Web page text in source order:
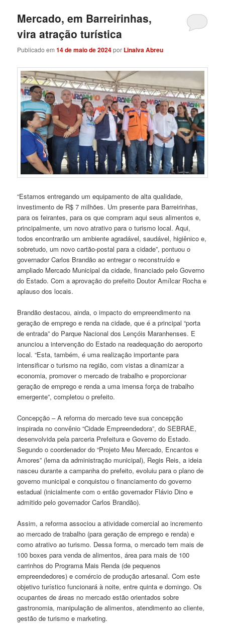
Mercado, em Barreirinhas,
vira atração turística
Publicado em14 de maio de 2024por Linalva Abreu
“Estamos entregando um equipamento de alta qualidade,
investimento de R$ 7 milhões. Um presente para Barreirinhas,
para os feirantes, para os que compram aqui seus alimentos e,
principalmente, um novo atrativo para o turismo local. Aqui,
todos encontrarão um ambiente agradável, saudável, higiênico e,
sobretudo, um novo cartão-postal para a cidade”, pontuou o
governador Carlos Brandão ao entregar o reconstruído e
ampliado Mercado Municipal da cidade, financiado pelo Governo
do Estado. Com a aprovação do prefeito Doutor Amílcar Rocha e
aplauso dos locais.
Brandão destacou, ainda, o impacto do empreendimento na
geração de emprego e renda na cidade, que é a principal “porta
de entrada” do Parque Nacional dos Lençóis Maranhenses. E
anunciou a intervenção do Estado na readequação do aeroporto
local. “Esta, também, é uma realização importante para
intensificar o turismo na região, com vistas a dinamizar a
economia, promover o mercado de trabalho e proporcionar
geração de emprego e renda a uma imensa força de trabalho
emergente”, completou o prefeito.
Concepção – A reforma do mercado teve sua concepção
inspirada no convênio “Cidade Empreendedora”, do SEBRAE,
desenvolvida pela parceria Prefeitura e Governo do Estado.
Segundo o coordenador do “Projeto Meu Mercado, Encantos e
Amores” (lema da administração municipal), Regis Reis, a ideia
nasceu durante a campanha do prefeito, evoluiu para o plano de
governo municipal e conquistou o financiamento do governo
estadual (inicialmente com o então governador Flávio Dino e
admitido pelo governador Carlos Brandão).
Assim, a reforma associou a atividade comercial ao incremento
ao mercado de trabalho (para geração de emprego e renda) e
como atrativo ao turismo. Dessa forma, o mercado tem mais de
100 boxes para venda de alimentos, área para mais de 100
carrinhos do Programa Mais Renda (de pequenos
empreendedores) e comércio de produção artesanal. Com este
objetivo turístico funcionará à noite, entre quinta e domingo. Os
ocupantes de áreas no mercado estão orientados sobre
gastronomia, manipulação de alimentos, atendimento ao cliente,
gestão de turismo e marketing.